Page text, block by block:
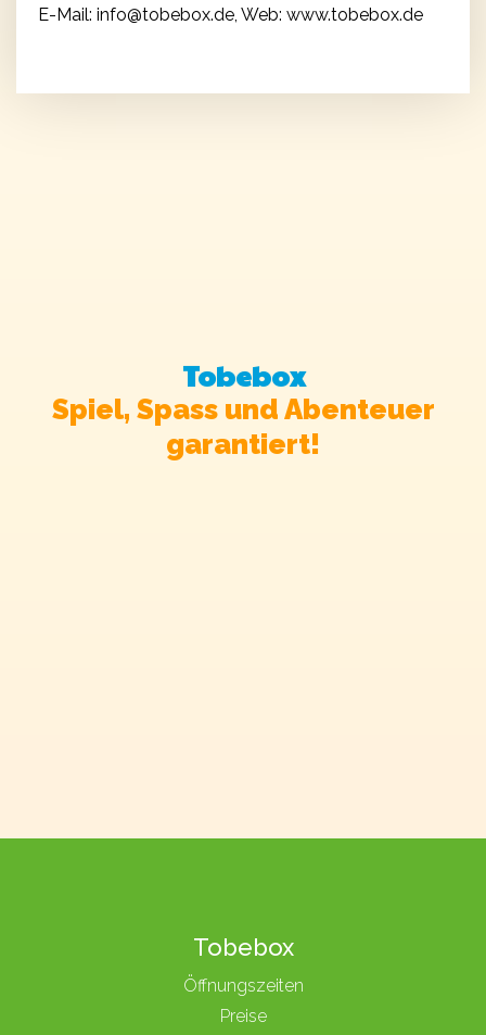
E-Mail: info@tobebox.de, Web: www.tobebox.de
Tobebox
Spiel, Spass und Abenteuer
garantiert!
Tobebox
Öffnungszeiten
Preise